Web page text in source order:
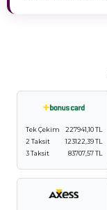
Tek Çekim
227941,10 TL
2 Taksit
123122,39 TL
3 Taksit
83707,57 TL